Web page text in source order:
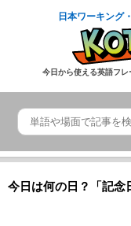
日本ワーキング
今日から使える英語フレ
今日は何の日？「記念